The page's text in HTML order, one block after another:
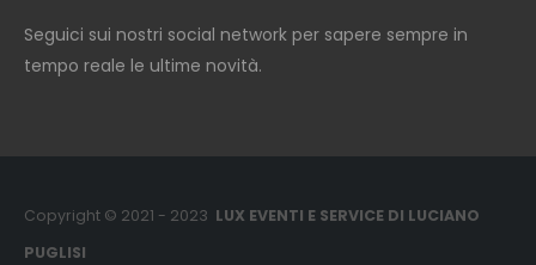
Seguici sui nostri social network per sapere sempre in
tempo reale le ultime novità.
Copyright © 2021 - 2023 LUX EVENTI E SERVICE DI LUCIANO
PUGLISI